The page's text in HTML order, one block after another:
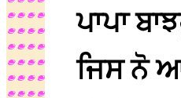
ਪਾਪਾ
ਜਿਸ ਨੋ